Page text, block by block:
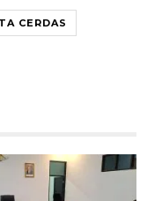
CERDAS